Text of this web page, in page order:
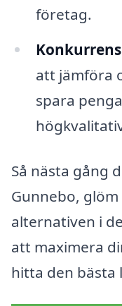
företag.
att jämföra
spara
Så nästa gång
Gunnebo,
alternativen i
att maximera
hitta den bästa